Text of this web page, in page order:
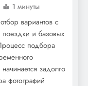
и
в мире
1 минуты
вариантов с
поездки и базовых
подбора
задолго
фотографий